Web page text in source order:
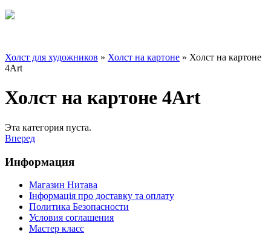
Холст для художников » Холст на картоне » Холст на картоне
4Art
Холст на картоне 4Art
Эта категория пуста.
Вперед
Информация
Магазин Нитава
Інформація про доставку та оплату
Политика Безопасности
Условия соглашения
Мастер класс